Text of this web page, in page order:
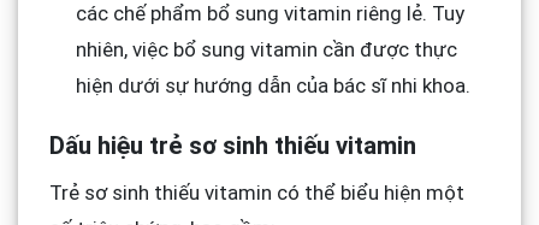
các chế phẩm bổ sung vitamin riêng lẻ. Tuy
nhiên, việc bổ sung vitamin cần được thực
hiện dưới sự hướng dẫn của bác sĩ nhi khoa.
Dấu hiệu trẻ sơ sinh thiếu vitamin
Trẻ sơ sinh thiếu vitamin có thể biểu hiện một